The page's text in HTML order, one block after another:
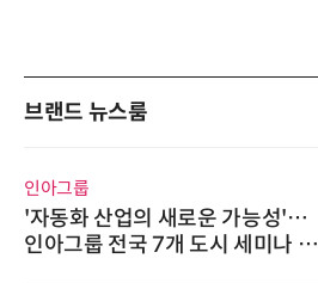
브랜드 뉴스룸
인아그룹
'자동화 산업의 새로운 가능성'…
인아그룹 전국 7개 도시 세미나 페